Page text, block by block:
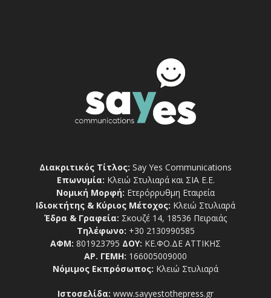
Διακριτικός Τίτλος: Say Yes Communications
Επωνυμία: Κλειώ Στυλιαρά και ΣΙΑ Ε.Ε.
Νομική Μορφή: Ετερόρρυθμη Εταιρεία
Ιδιοκτήτης & Κύριος Μέτοχος: Κλειώ Στυλιαρά
Έδρα & Γραφεία: Σκουζέ 14, 18536 Πειραιάς
Τηλέφωνο: +30 2130990585
ΑΦΜ: 801923795 ΔΟΥ: ΚΕ.ΦΟ.ΔΕ ΑΤΤΙΚΗΣ
ΑΡ. ΓΕΜΗ: 166005009000
Νόμιμος Εκπρόσωπος: Κλειώ Στυλιαρά
Ιστοσελίδα: www.sayyestothepress.gr